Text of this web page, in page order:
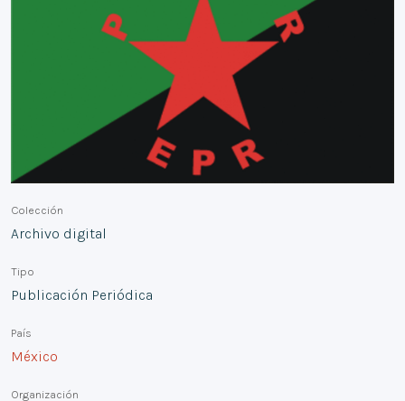
Colección
Archivo digital
Tipo
Publicación Periódica
País
México
Organización